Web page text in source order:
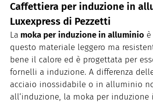
Caffettiera per induzione in
Luxexpress di Pezzetti
La moka per induzione in alluminio
questo materiale leggero ma
bene il calore ed è progettata per
fornelli a induzione. A differenza
acciaio inossidabile o in alluminio
all’induzione, la moka per